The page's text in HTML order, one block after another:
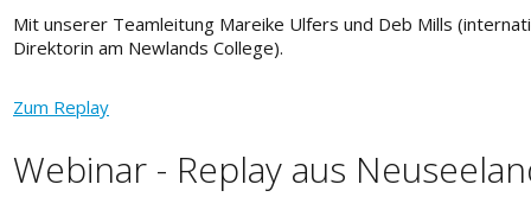
Mit unserer Teamleitung Mareike Ulfers und Deb Mills
Direktorin am Newlands College).
Zum Replay
Webinar - Replay aus